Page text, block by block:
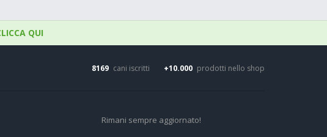
QUI
8169 cani iscritti +10.000 prodotti nello shop
Rimani sempre aggiornato!